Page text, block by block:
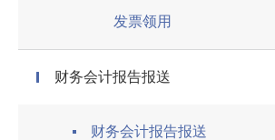
发票领用
财务会计报告报送
财务会计报告报送